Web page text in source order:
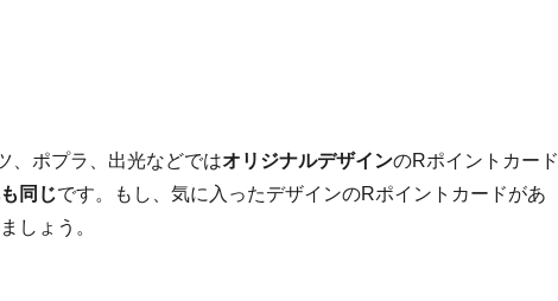
、ポプラ、出光などではオリジナルデザインのRポイントカード
同じです。もし、気に入ったデザインのRポイントカードがあ
しょう。